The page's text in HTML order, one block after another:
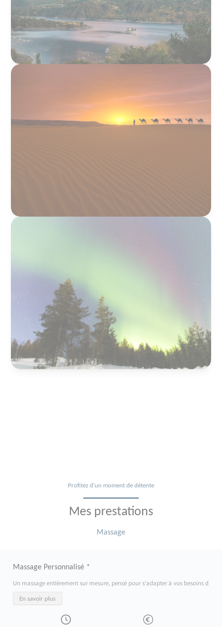
Profitez d’un moment de détente
Mes prestations
Massage
Massage Personnalisé *
Un massage entièrement sur mesure, pensé pour s’adapter à vos besoins du
En savoir plus